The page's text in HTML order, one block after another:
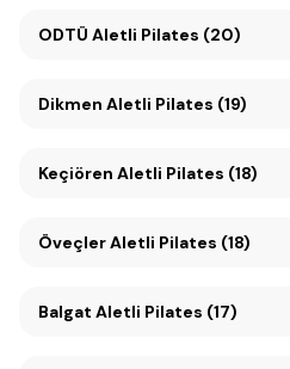
ODTÜ Aletli Pilates (20)
Dikmen Aletli Pilates (19)
Keçiören Aletli Pilates (18)
Öveçler Aletli Pilates (18)
Balgat Aletli Pilates (17)